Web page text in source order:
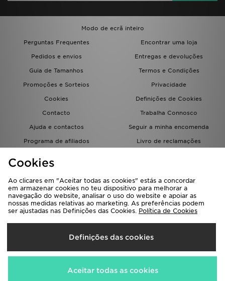
Modo de ecrã inteiro
Perguntas Frequentes
Encontrar uma loja
Pedidos e envios
Entregas e devoluções
Guia de Tamanhos
Termos e Condições
Promoções e Sorteios
Privacidade
Cookies
Definições de Cookies
Contacto
Trabalha Connosco
Ajuda e contactos
Seguir a minha encomenda
Programa de afiliados
Livro de reclamações
Seleciona O País
Portugal
Aceitamos os seguintes métodos de pagamento
Cookies
Ao clicares em "Aceitar todas as cookies" estás a concordar
em armazenar cookies no teu dispositivo para melhorar a
navegação do website, analisar o uso do website e apoiar as
nossas medidas relativas ao marketing. As preferências podem
ser ajustadas nas Definições das Cookies. Política de Cookies
Definições das cookies
Aceitar todas as cookies